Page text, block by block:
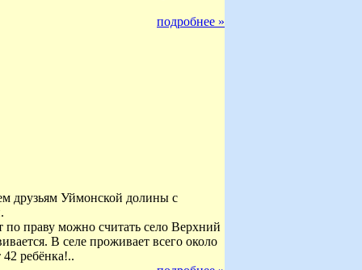
подробнее »
друзьям Уймонской долины с
праву можно считать село Верхний
В селе проживает всего около
ребёнка!..